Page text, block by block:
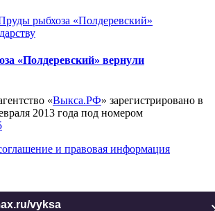
«Полдеревский» вернули
vyksa
«Выкса.РФ» зарегистрировано в
2013 года под номером
и правовая информация
—